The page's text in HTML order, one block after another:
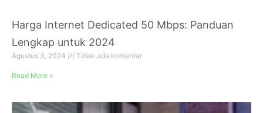
Harga Internet Dedicated 50 Mbps: Panduan
Lengkap untuk 2024
Agustus 3, 2024 Tidak ada komentar
Read More »